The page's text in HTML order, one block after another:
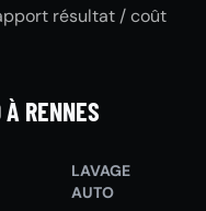
résultat / coût
RENNES
LAVAGE
AUTO